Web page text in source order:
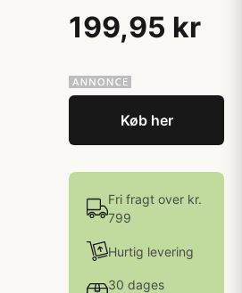
199,95 kr
Køb her
Fri fragt over kr.
799
Hurtig levering
30 dages